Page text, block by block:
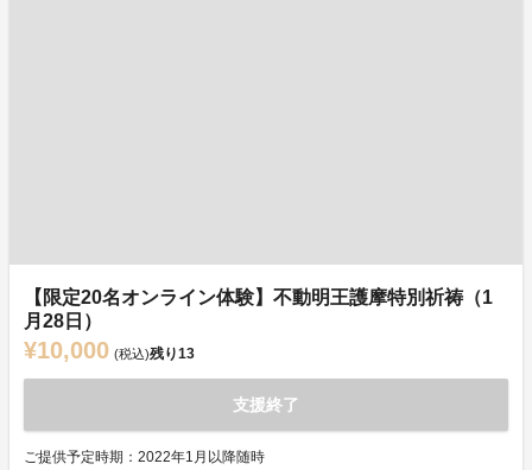
【限定20名オンライン体験】不動明王護摩特別祈祷（1
月28日）
¥10,000 (税込)残り13
支援終了
ご提供予定時期：2022年1月以降随時